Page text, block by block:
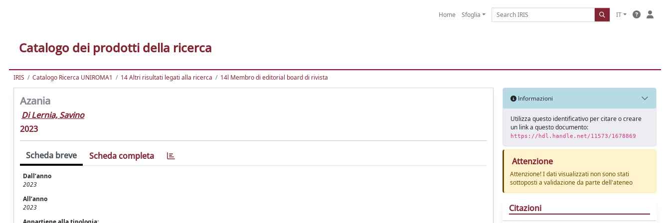
Home Sfoglia IT
Catalogo dei prodotti della ricerca
IRIS Catalogo Ricerca UNIROMA1 14 Altri risultati legati alla ricerca 14l Membro di editorial board di rivista
Azania
Di Lernia, Savino
2023
Scheda breve Scheda completa
Dall’anno
2023
All’anno
2023
Informazioni
Utilizza questo identificativo per citare o creare
un link a questo documento:
https://hdl.handle.net/11573/1678869
Attenzione
Attenzione! I dati visualizzati non sono stati
sottoposti a validazione da parte dell'ateneo
Citazioni